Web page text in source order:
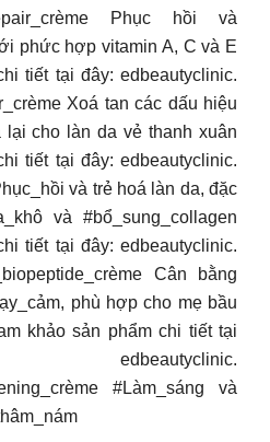
Phục hồi và
phức hợp vitamin A, C và E
tiết tại đây: edbeautyclinic.
Xoá tan các dấu hiệu
cho làn da vẻ thanh xuân
tiết tại đây: edbeautyclinic.
và trẻ hoá làn da, đặc
và #bổ_sung_collagen
tiết tại đây: edbeautyclinic.
Cân bằng
phù hợp cho mẹ bầu
khảo sản phẩm chi tiết tại
#Làm_sáng và